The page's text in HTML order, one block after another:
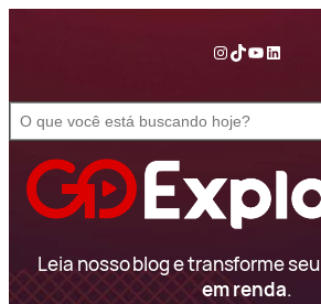
conteúdo
InstagramTikTok YouTube LinkedIn
e
Leia nosso blog e transforme seu
em renda.